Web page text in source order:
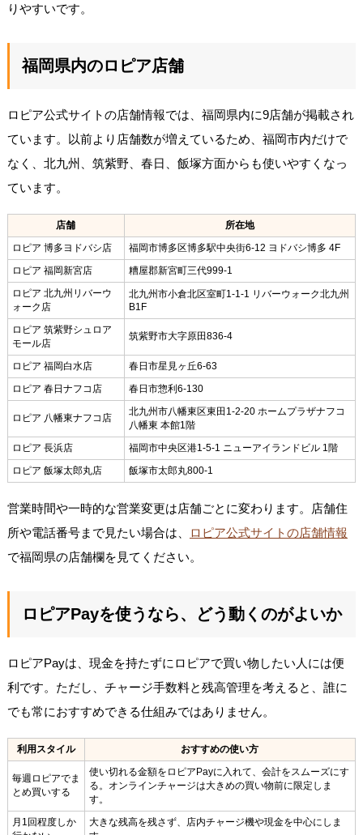
りやすいです。
福岡県内のロピア店舗
ロピア公式サイトの店舗情報では、福岡県内に9店舗が掲載され
ています。以前より店舗数が増えているため、福岡市内だけで
なく、北九州、筑紫野、春日、飯塚方面からも使いやすくなっ
ています。
店舗
所在地
ロピア 博多ヨドバシ店
福岡市博多区博多駅中央街6-12 ヨドバシ博多 4F
ロピア 福岡新宮店
糟屋郡新宮町三代999-1
ロピア 北九州リバーウ
ォーク店
北九州市小倉北区室町1-1-1 リバーウォーク北九州
B1F
ロピア 筑紫野シュロア
モール店
筑紫野市大字原田836-4
ロピア 福岡白水店
春日市星見ヶ丘6-63
ロピア 春日ナフコ店
春日市惣利6-130
ロピア 八幡東ナフコ店
北九州市八幡東区東田1-2-20 ホームプラザナフコ
八幡東 本館1階
ロピア 長浜店
福岡市中央区港1-5-1 ニューアイランドビル 1階
ロピア 飯塚太郎丸店
飯塚市太郎丸800-1
営業時間や一時的な営業変更は店舗ごとに変わります。店舗住
所や電話番号まで見たい場合は、
ロピア公式サイトの店舗情報
で福岡県の店舗欄を見てください。
ロピアPayを使うなら、どう動くのがよいか
ロピアPayは、現金を持たずにロピアで買い物したい人には便
利です。ただし、チャージ手数料と残高管理を考えると、誰に
でも常におすすめできる仕組みではありません。
利用スタイル おすすめの使い方
毎週ロピアでま
とめ買いする
使い切れる金額をロピアPayに入れて、会計をスムーズにす
る。オンラインチャージは大きめの買い物前に限定しま
す。
月1回程度しか
大きな残高を残さず、店内チャージ機や現金を中心にしま